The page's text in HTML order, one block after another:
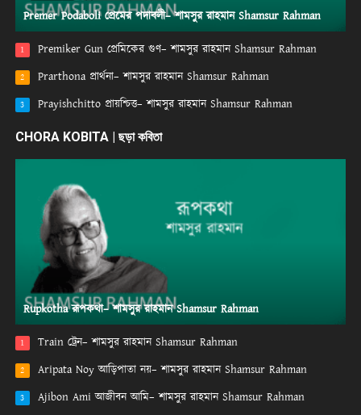
Premer Podaboli প্রেমের পদাবলী– শামসুর রাহমান Shamsur Rahman
1 Premiker Gun প্রেমিকের গুণ– শামসুর রাহমান Shamsur Rahman
2 Prarthona প্রার্থনা– শামসুর রাহমান Shamsur Rahman
3 Prayishchitto প্রায়শ্চিত্ত– শামসুর রাহমান Shamsur Rahman
CHORA KOBITA | ছড়া কবিতা
Rupkotha রূপকথা– শামসুর রাহমান Shamsur Rahman
1 Train ট্রেন– শামসুর রাহমান Shamsur Rahman
2 Aripata Noy আড়িপাতা নয়– শামসুর রাহমান Shamsur Rahman
3 Ajibon Ami আজীবন আমি– শামসুর রাহমান Shamsur Rahman